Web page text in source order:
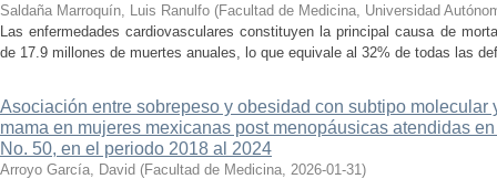
Saldaña Marroquín, Luis Ranulfo (Facultad de Medicina, Universidad
Las enfermedades cardiovasculares constituyen la principal causa de
de 17.9 millones de muertes anuales, lo que equivale al 32% de todas las
Asociación entre sobrepeso y obesidad con subtipo molecular
mama en mujeres mexicanas post menopáusicas atendidas
No. 50, en el periodo 2018 al 2024
Arroyo García, David (Facultad de Medicina, 2026-01-31)